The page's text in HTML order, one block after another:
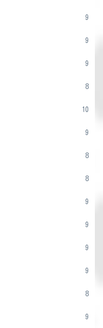
9
9
9
8
10
9
8
8
9
9
9
9
8
9